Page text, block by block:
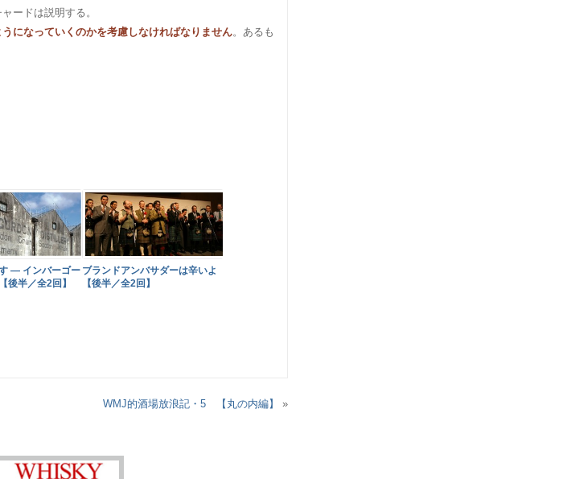
ードは説明する。
になっていくのかを考慮しなければなりません。あるも
― インバーゴー
後半／全2回】
ブランドアンバサダーは辛いよ
【後半／全2回】
WMJ的酒場放浪記・5 【丸の内編】 »